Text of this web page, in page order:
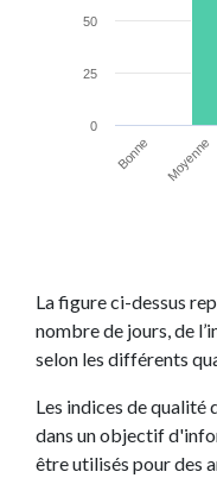
Bonne Moyenne
0
25
50
La figure ci-dessus
nombre de jours, de
selon les différents
Les indices de qualité
dans un objectif
être utilisés pour des